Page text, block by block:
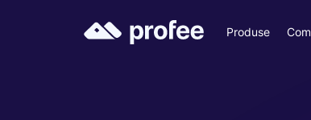
Produse